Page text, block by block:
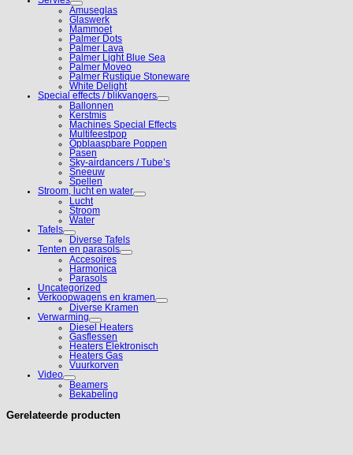
Amuseglas
Glaswerk
Mammoet
Palmer Dots
Palmer Lava
Palmer Light Blue Sea
Palmer Moveo
Palmer Rustique Stoneware
White Delight
Special effects / blikvangers
Ballonnen
Kerstmis
Machines Special Effects
Multifeestpop
Opblaaspbare Poppen
Pasen
Sky-airdancers / Tube’s
Sneeuw
Spellen
Stroom, lucht en water
Lucht
Stroom
Water
Tafels
Diverse Tafels
Tenten en parasols
Accesoires
Harmonica
Parasols
Uncategorized
Verkoopwagens en kramen
Diverse Kramen
Verwarming
Diesel Heaters
Gasflessen
Heaters Elektronisch
Heaters Gas
Vuurkorven
Video
Beamers
Bekabeling
Gerelateerde producten